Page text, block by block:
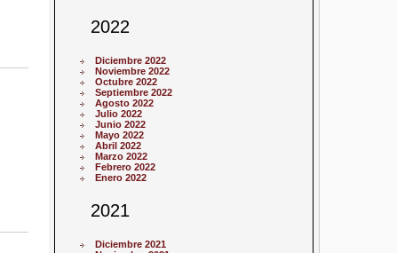
2022
Diciembre 2022
Noviembre 2022
Octubre 2022
Septiembre 2022
Agosto 2022
Julio 2022
Junio 2022
Mayo 2022
Abril 2022
Marzo 2022
Febrero 2022
Enero 2022
2021
Diciembre 2021